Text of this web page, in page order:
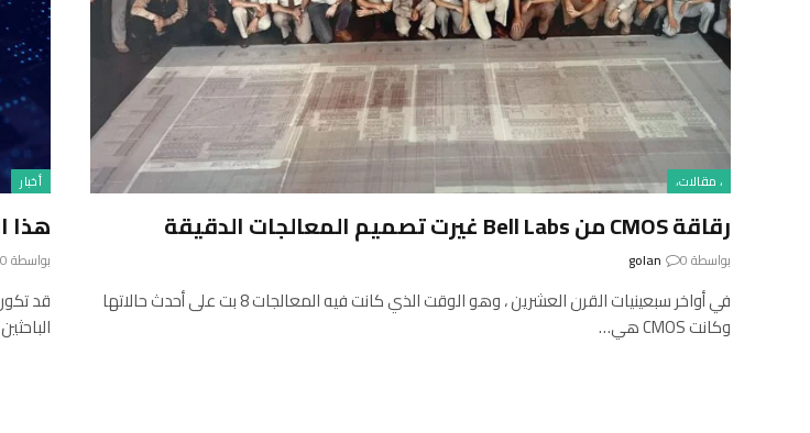
، مقالات،
رقاقة CMOS من Bell Labs غيرت تصميم المعالجات الدقيقة
بواسطة golan 0
في أواخر سبعينيات القرن العشرين ، وهو الوقت الذي كانت فيه المعالجات 8 بت على أحدث حالاتها
وكانت CMOS هي…
أخبار
هذا
بواسطة0
قد